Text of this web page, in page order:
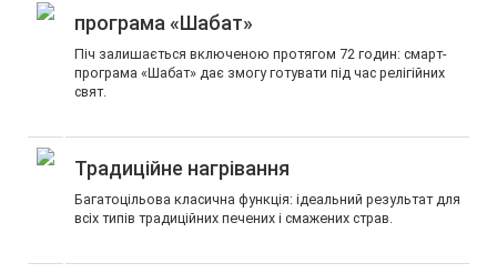
програма «Шабат»
Піч залишається включеною протягом 72 годин: смарт-
програма «Шабат» дає змогу готувати під час релігійних
свят.
Традиційне нагрівання
Багатоцільова класична функція: ідеальний результат для
всіх типів традиційних печених і смажених страв.